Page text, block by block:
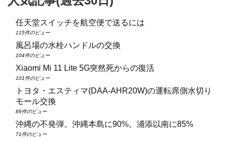
任天堂スイッチを航空便で送るには
115件のビュー
風呂場の水栓ハンドルの交換
104件のビュー
Xiaomi Mi 11 Lite 5G突然死からの復活
101件のビュー
トヨタ・エスティマ(DAA‑AHR20W)の運転席側水切り
モール交換
89件のビュー
沖縄の不発弾。沖縄本島に90%。浦添以南に85%
71件のビュー